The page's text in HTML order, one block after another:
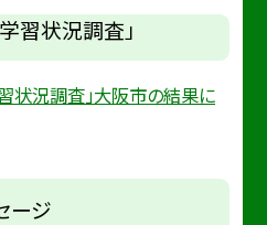
習状況調査」
状況調査」大阪市の結果に
ージ